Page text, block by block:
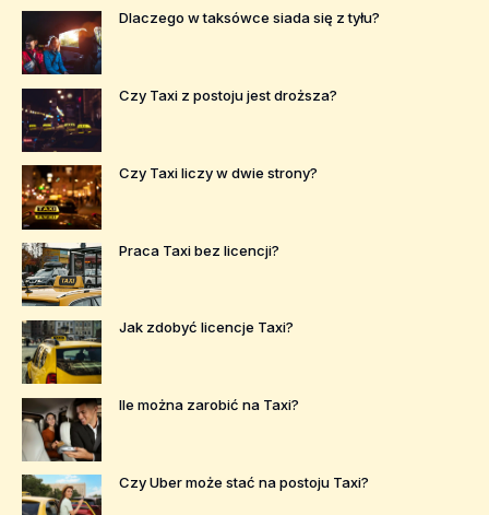
Dlaczego w taksówce siada się z tyłu?
Czy Taxi z postoju jest droższa?
Czy Taxi liczy w dwie strony?
Praca Taxi bez licencji?
Jak zdobyć licencje Taxi?
Ile można zarobić na Taxi?
Czy Uber może stać na postoju Taxi?